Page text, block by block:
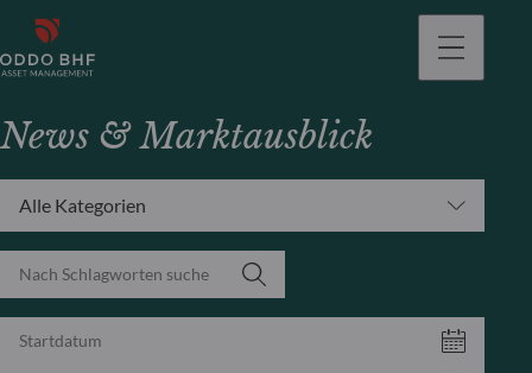
News & Marktausblick
Alle Kategorien